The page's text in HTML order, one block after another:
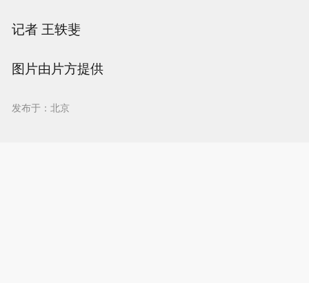
记者 王轶斐
图片由片方提供
发布于：北京